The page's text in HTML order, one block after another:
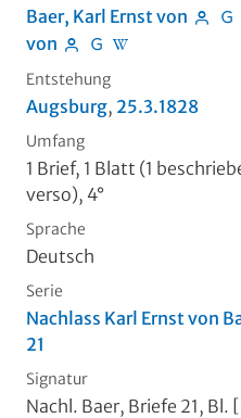
Baer, Karl Ernst von
von
Entstehung
Augsburg, 25.3.1828
Umfang
1 Brief, 1 Blatt (1
verso), 4°
Sprache
Deutsch
Serie
Nachlass Karl Ernst von
21
Signatur
Nachl. Baer, Briefe 21, Bl.